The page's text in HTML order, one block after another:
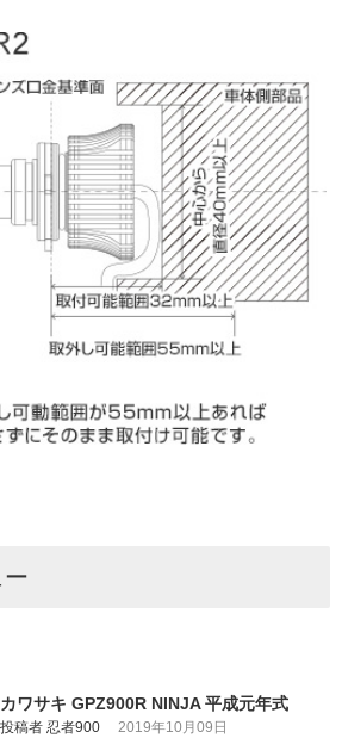
カワサキ GPZ900R NINJA 平成元年式
投稿者 忍者900 2019年10月09日